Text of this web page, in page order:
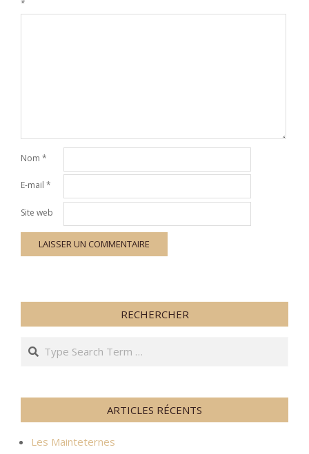
*
Nom *
E-mail *
Site web
RECHERCHER
Search
ARTICLES RÉCENTS
Les Mainteternes